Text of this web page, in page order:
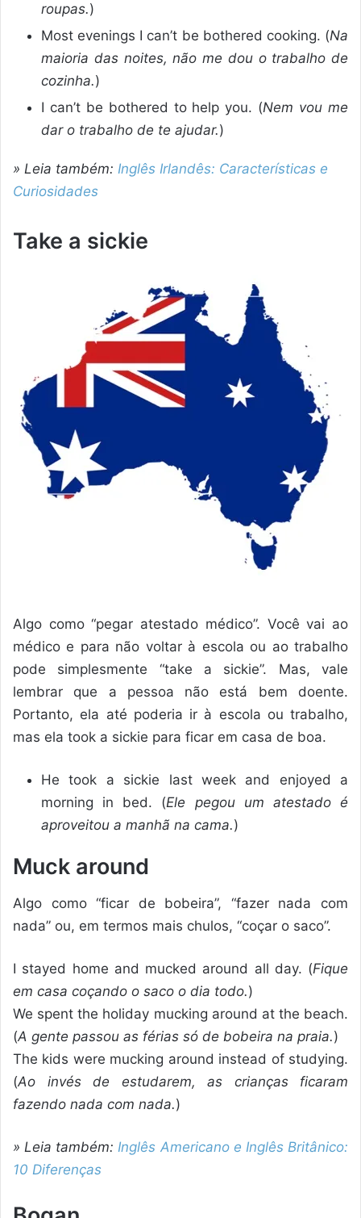
roupas.)
Most evenings I can’t be bothered cooking. (Na
maioria das noites, não me dou o trabalho de
cozinha.)
I can’t be bothered to help you. (Nem vou me
dar o trabalho de te ajudar.)
» Leia também: Inglês Irlandês: Características e
Curiosidades
Take a sickie
Algo como “pegar atestado médico”. Você vai ao
médico e para não voltar à escola ou ao trabalho
pode simplesmente “take a sickie”. Mas, vale
lembrar que a pessoa não está bem doente.
Portanto, ela até poderia ir à escola ou trabalho,
mas ela took a sickie para ficar em casa de boa.
He took a sickie last week and enjoyed a
morning in bed. (Ele pegou um atestado é
aproveitou a manhã na cama.)
Muck around
Algo como “ficar de bobeira”, “fazer nada com
nada” ou, em termos mais chulos, “coçar o saco”.
I stayed home and mucked around all day. (Fique
em casa coçando o saco o dia todo.)
We spent the holiday mucking around at the beach.
(A gente passou as férias só de bobeira na praia.)
The kids were mucking around instead of studying.
(Ao invés de estudarem, as crianças ficaram
fazendo nada com nada.)
» Leia também: Inglês Americano e Inglês Britânico:
10 Diferenças